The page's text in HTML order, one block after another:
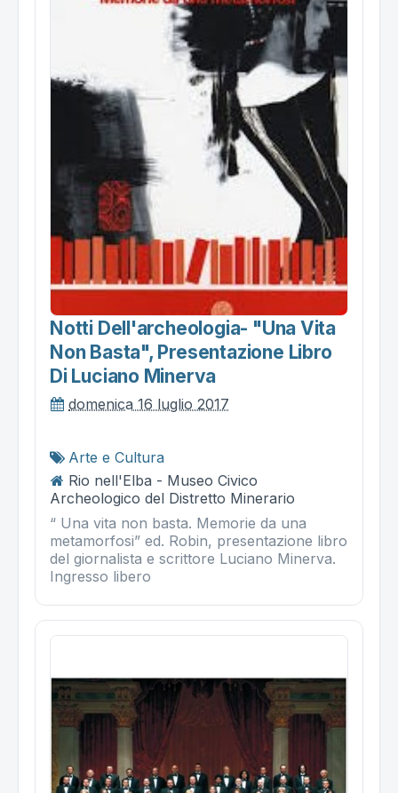
Notti Dell'archeologia- "una Vita
Non Basta", Presentazione Libro
Di Luciano Minerva
domenica 16 luglio 2017
Arte e Cultura
Rio nell'Elba - Museo Civico
Archeologico del Distretto Minerario
“ Una vita non basta. Memorie da una
metamorfosi” ed. Robin, presentazione libro
del giornalista e scrittore Luciano Minerva.
Ingresso libero